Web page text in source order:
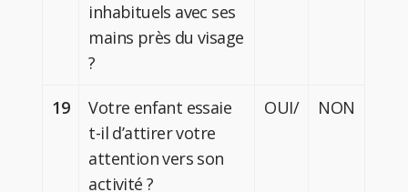
inhabituels avec ses
mains près du visage
?
19
Votre enfant essaie
t-il d’attirer votre
attention vers son
activité ?
OUI/ NON